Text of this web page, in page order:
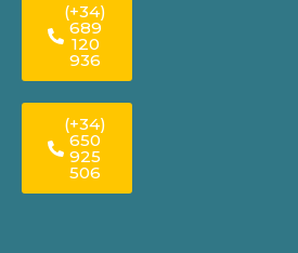
(+34)
689
120
936
(+34)
650
925
506